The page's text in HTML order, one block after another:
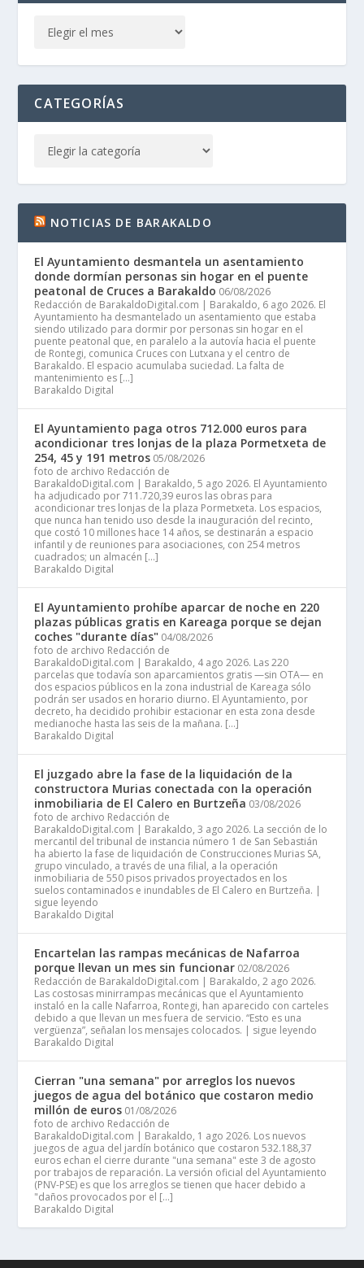
CATEGORÍAS
NOTICIAS DE BARAKALDO
El Ayuntamiento desmantela un asentamiento
donde dormían personas sin hogar en el puente
peatonal de Cruces a Barakaldo 06/08/2026
Redacción de BarakaldoDigital.com | Barakaldo, 6 ago 2026. El
Ayuntamiento ha desmantelado un asentamiento que estaba
siendo utilizado para dormir por personas sin hogar en el
puente peatonal que, en paralelo a la autovía hacia el puente
de Rontegi, comunica Cruces con Lutxana y el centro de
Barakaldo. El espacio acumulaba suciedad. La falta de
mantenimiento es […]
Barakaldo Digital
El Ayuntamiento paga otros 712.000 euros para
acondicionar tres lonjas de la plaza Pormetxeta de
254, 45 y 191 metros 05/08/2026
foto de archivo Redacción de
BarakaldoDigital.com | Barakaldo, 5 ago 2026. El Ayuntamiento
ha adjudicado por 711.720,39 euros las obras para
acondicionar tres lonjas de la plaza Pormetxeta. Los espacios,
que nunca han tenido uso desde la inauguración del recinto,
que costó 10 millones hace 14 años, se destinarán a espacio
infantil y de reuniones para asociaciones, con 254 metros
cuadrados; un almacén […]
Barakaldo Digital
El Ayuntamiento prohíbe aparcar de noche en 220
plazas públicas gratis en Kareaga porque se dejan
coches "durante días" 04/08/2026
foto de archivo Redacción de
BarakaldoDigital.com | Barakaldo, 4 ago 2026. Las 220
parcelas que todavía son aparcamientos gratis —sin OTA— en
dos espacios públicos en la zona industrial de Kareaga sólo
podrán ser usados en horario diurno. El Ayuntamiento, por
decreto, ha decidido prohibir estacionar en esta zona desde
medianoche hasta las seis de la mañana. […]
Barakaldo Digital
El juzgado abre la fase de la liquidación de la
constructora Murias conectada con la operación
inmobiliaria de El Calero en Burtzeña 03/08/2026
foto de archivo Redacción de
BarakaldoDigital.com | Barakaldo, 3 ago 2026. La sección de lo
mercantil del tribunal de instancia número 1 de San Sebastián
ha abierto la fase de liquidación de Construcciones Murias SA,
grupo vinculado, a través de una filial, a la operación
inmobiliaria de 550 pisos privados proyectados en los
suelos contaminados e inundables de El Calero en Burtzeña. |
sigue leyendo
Barakaldo Digital
Encartelan las rampas mecánicas de Nafarroa
porque llevan un mes sin funcionar 02/08/2026
Redacción de BarakaldoDigital.com | Barakaldo, 2 ago 2026.
Las costosas minirrampas mecánicas que el Ayuntamiento
instaló en la calle Nafarroa, Rontegi, han aparecido con carteles
debido a que llevan un mes fuera de servicio. “Esto es una
vergüenza”, señalan los mensajes colocados. | sigue leyendo
Barakaldo Digital
Cierran "una semana" por arreglos los nuevos
juegos de agua del botánico que costaron medio
millón de euros 01/08/2026
foto de archivo Redacción de
BarakaldoDigital.com | Barakaldo, 1 ago 2026. Los nuevos
juegos de agua del jardín botánico que costaron 532.188,37
euros echan el cierre durante "una semana" este 3 de agosto
por trabajos de reparación. La versión oficial del Ayuntamiento
(PNV-PSE) es que los arreglos se tienen que hacer debido a
"daños provocados por el […]
Barakaldo Digital